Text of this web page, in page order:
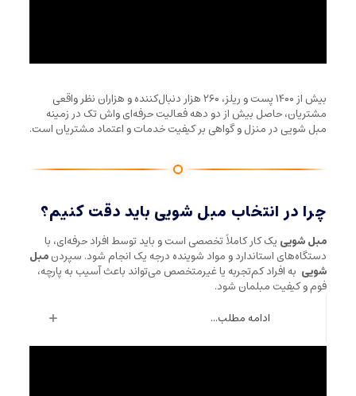
بیش از ۱۴۰۰ پست و ریلز، ۲۶۰ هزار دنبال‌کننده و هزاران نظر واقعی
مشتریان، حاصل بیش از دو دهه فعالیت حرفه‌ای واش تک در زمینه
مبل شویی در منزل و گواهی بر کیفیت خدمات و اعتماد مشتریان است.
چرا در انتخاب مبل شویی باید دقت کنیم؟
مبل شویی یک کار کاملاً تخصصی است و باید توسط افراد حرفه‌ای، با
دستگاه‌های استاندارد و مواد شوینده درجه یک انجام شود. سپردنمبل
شویی به افراد کم‌تجربه یا غیرمتخصص می‌تواند باعث آسیب به پارچه،
فوم و کیفیت مبلمان شود.
ادامه مطلب...